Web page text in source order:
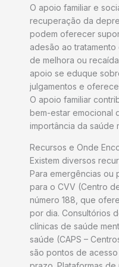
O apoio familiar e
recuperação da
podem oferecer
adesão ao tratamento
de melhora ou
apoio se eduque
julgamentos e
O apoio familiar
bem-estar emocional
importância da saúde
Recursos e Onde
Existem diversos
Para emergências ou
para o CVV (Centro
número 188, que
por dia. Consultórios
clínicas de saúde
saúde (CAPS –
são pontos de